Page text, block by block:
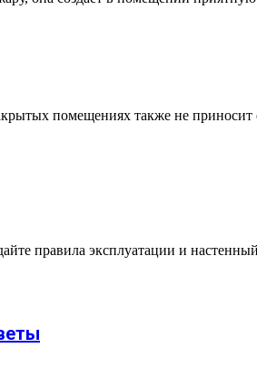
помещениях также не приносит
правила эксплуатации и